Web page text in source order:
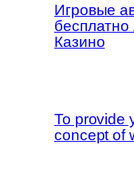
Игровые
бесплатно
Казино
To provide
concept of